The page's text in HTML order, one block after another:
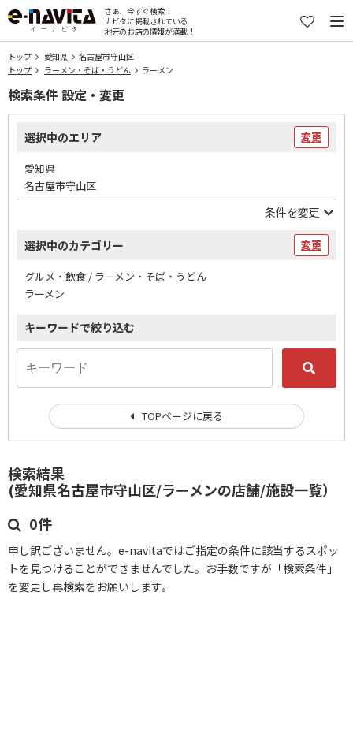
さぁ、今すぐ検索！
ナビタに掲載されている
地元のお店の情報が満載！
トップ 愛知県
名古屋市守山区
トップ
ラーメン・そば・うどん ラーメン
検索結果
(愛知県名古屋市守山区/ラーメンの店舗/施設一覧）
0件
申し訳ございません。e-navitaではご指定の条件に該当するスポッ
トを見つけることができませんでした。お手数ですが「検索条件」
を変更し再検索をお願いします。
検索条件 設定・変更
選択中のエリア 変更
愛知県
名古屋市守山区
条件を変更
選択中のカテゴリー 変更
グルメ・飲食 / ラーメン・そば・うどん
ラーメン
キーワードで絞り込む
TOPページに戻る